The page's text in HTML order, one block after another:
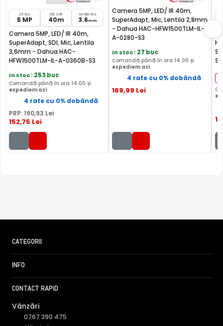
LENTILA FIXA
Camera DAHUA HAC-HFW1500TLM-IL-A-0360B-S2are o
lentila ce ofera un unghi fix de vizualizare, ce nu poate fi
reglat in momentul instalarii acesteia, fiind pretabila in
supravegherea generala a zonelor. Distanta focala este
de 3.6 mm, oferind un unghi orizontal de 92.0°.
Puteti supraveghea atat video, dar si audio zona
25 fps
5 MP
LED si IR
40m
lentila fixa
3.6mm
Camera 5MP, LED/ IR 40m,
SuperAdapt, SDI, Mic, Lentila
3,6mm - Dahua HAC-
HFW1500TLM-IL-A-0360B-S3
In stoc: 253 buc
Comandă până în ora 14:00 și
expediem azi
4 rate cu 0% dobândă
PRP: 190,93 Lei
152,75 Lei
Camera 5MP, LED/ IR 40m,
SuperAdapt, Mic, Lentila 2,8mm
- Dahua HAC-HFW1500TLM-IL-
A-0280-S3
In stoc: 27 buc
Comandă până în ora 14:00 și
expediem azi
4 rate cu 0% dobândă
169,99 Lei
CATEGORII
INFO
CONTACT RAPID
Vânzări
0767 390 475